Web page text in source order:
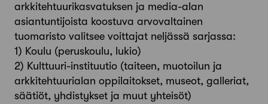
arkkitehtuurikasvatuksen ja media-alan
asiantuntijoista koostuva arvovaltainen
tuomaristo valitsee voittajat neljässä sarjassa:
1) Koulu (peruskoulu, lukio)
2) Kulttuuri-instituutio (taiteen, muotoilun ja
arkkitehtuurialan oppilaitokset, museot, galleriat,
säätiöt, yhdistykset ja muut yhteisöt)